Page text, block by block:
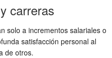
carreras
solo a incrementos salariales o
satisfacción personal al
de otros.